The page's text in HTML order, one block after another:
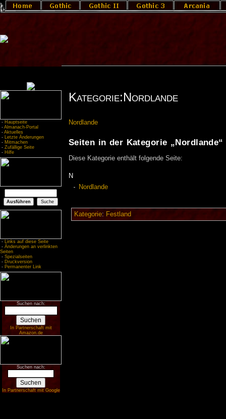
- Hauptseite
- Almanach-Portal
- Aktuelles
- Letzte Änderungen
- Mitmachen
- Zufällige Seite
- Hilfe
- Links auf diese Seite
- Änderungen an verlinkten
Seiten
- Spezialseiten
- Druckversion
- Permanenter Link
Suchen nach:
In Partnerschaft mit
Amazon.de
Suchen nach:
In Partnerschaft mit Google
Kategorie:Nordlande
Nordlande
Seiten in der Kategorie „Nordlande“
Diese Kategorie enthält folgende Seite:
N
Nordlande
Kategorie: Festland